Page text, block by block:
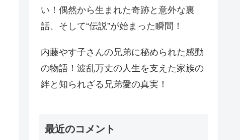
い！偶然から生まれた奇跡と意外な裏
話、そして“伝説”が始まった瞬間！
内藤やす子さんの兄弟に秘められた感動
の物語！波乱万丈の人生を支えた家族の
絆と知られざる兄弟愛の真実！
最近のコメント